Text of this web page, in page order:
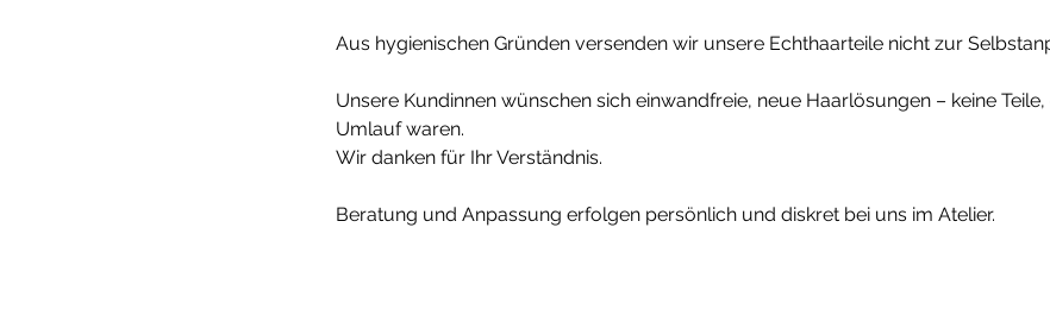
Aus hygienischen Gründen versenden wir unsere Echthaarteile nicht zur
Unsere Kundinnen wünschen sich einwandfreie, neue Haarlösungen – keine
Umlauf waren.
Wir danken für Ihr Verständnis.
Beratung und Anpassung erfolgen persönlich und diskret bei uns im Atelier.